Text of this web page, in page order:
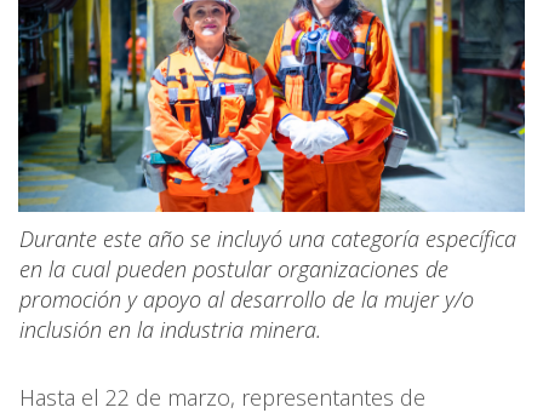
Durante este año se incluyó una categoría específica
en la cual pueden postular organizaciones de
promoción y apoyo al desarrollo de la mujer y/o
inclusión en la industria minera.
Hasta el 22 de marzo, representantes de